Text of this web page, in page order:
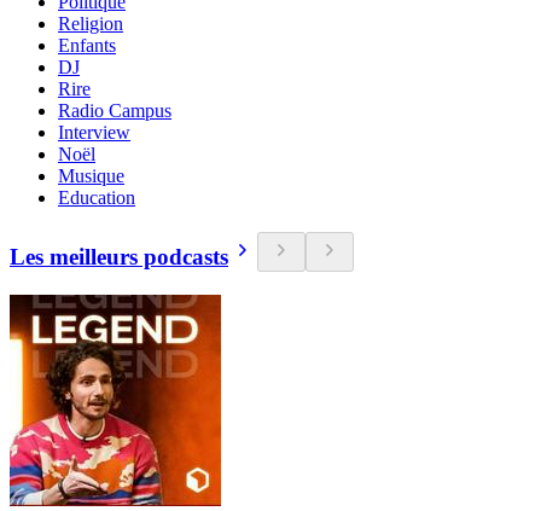
Religion
Enfants
DJ
Rire
Radio Campus
Interview
Noël
Musique
Education
Les meilleurs podcasts